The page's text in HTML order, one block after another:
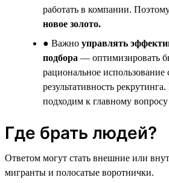
работать в компании.
новое золото.
● Важно управлять
подбора — оптимизировать
рациональное
результативность
подходим к главному
Где брать людей?
Ответом могут стать внешние или
мигранты и полосатые воротнички.